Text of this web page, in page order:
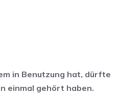
in Benutzung hat, dürfte
einmal gehört haben.